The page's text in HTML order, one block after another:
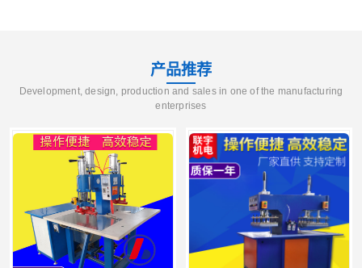
产品推荐
Development, design, production and sales in one of the manufacturing
enterprises